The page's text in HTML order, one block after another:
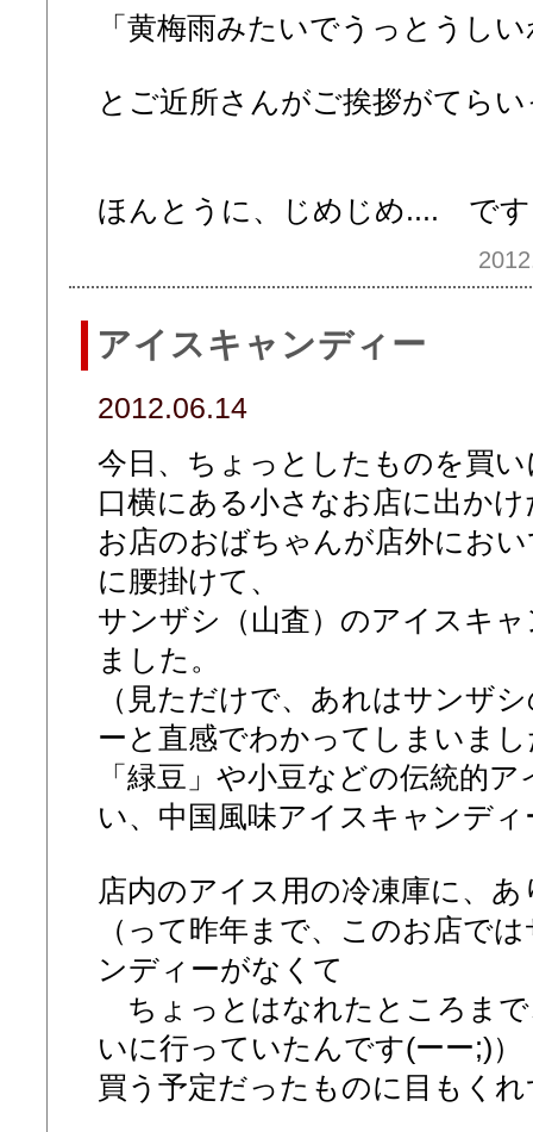
「黄梅雨みたいでうっとうし
とご近所さんがご挨拶がてら
ほんとうに、じめじめ.... で
アイスキャンディー
2012.06.14
今日、ちょっとしたものを買
口横にある小さなお店に出か
お店のおばちゃんが店外にお
に腰掛けて、
サンザシ（山査）のアイスキ
ました。
（見ただけで、あれはサンザ
ーと直感でわかってしまいま
「緑豆」や小豆などの伝統的
い、中国風味アイスキャンデ
店内のアイス用の冷凍庫に、
（って昨年まで、このお店で
ンディーがなくて
ちょっとはなれたところま
いに行っていたんです(ーー;)）
買う予定だったものに目もく